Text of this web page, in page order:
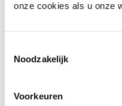
onze cookies als u onze
Noodzakelijk
Voorkeuren